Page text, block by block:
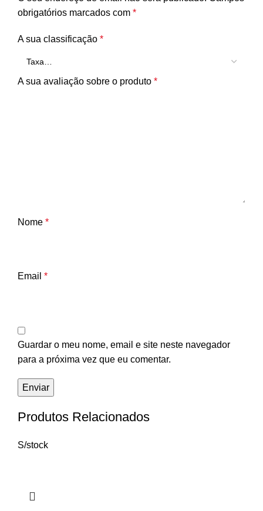
obrigatórios marcados com *
A sua classificação *
A sua avaliação sobre o produto *
Nome *
Email *
Guardar o meu nome, email e site neste navegador
para a próxima vez que eu comentar.
Produtos Relacionados
S/stock